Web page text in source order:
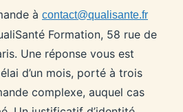
à contact@qualisante.fr
Formation, 58 rue de
Une réponse vous est
d’un mois, porté à trois
complexe, auquel cas